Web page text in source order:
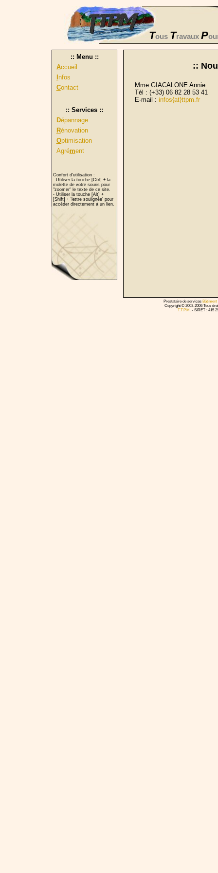
Tous Travaux P
:: Menu ::
Accueil
nfos
Contact
:: Services ::
Dépannage
Rénovation
Optimisation
Agrément
Confort d'utilisation :
- Utiliser la touche [Ctrl] + la
molette de votre souris pour
"zoomer" le texte de ce site.
- Utiliser la touche [Alt] +
[Shift] + 'lettre soulignée' pour
accéder directement à un lien.
::
Mme GIACALONE Annie
Tél : (+33) 06 82 28 53 41
E-mail :infos{at}ttpm.fr
Prestataire de services Bâtiment
Copyright © 2003-2006 Tous
T.T.P.M. - SIRET : 415